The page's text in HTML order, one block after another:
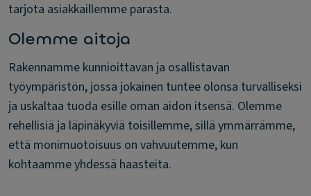
tarjota asiakkaillemme parasta.
Olemme aitoja
Rakennamme kunnioittavan ja osallistavan
työympäristön, jossa jokainen tuntee olonsa turvalliseksi
ja uskaltaa tuoda esille oman aidon itsensä. Olemme
rehellisiä ja läpinäkyviä toisillemme, sillä ymmärrämme,
että monimuotoisuus on vahvuutemme, kun
kohtaamme yhdessä haasteita.